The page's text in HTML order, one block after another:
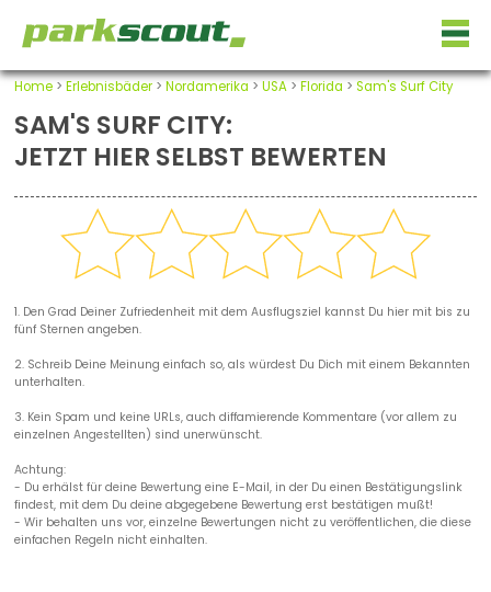
Home> Erlebnisbäder> Nordamerika > USA> Florida > Sam's Surf City
SAM'S SURF CITY:
JETZT HIER SELBST BEWERTEN
1. Den Grad Deiner Zufriedenheit mit dem Ausflugsziel kannst Du hier mit bis zu
fünf Sternen angeben.
2. Schreib Deine Meinung einfach so, als würdest Du Dich mit einem Bekannten
unterhalten.
3. Kein Spam und keine URLs, auch diffamierende Kommentare (vor allem zu
einzelnen Angestellten) sind unerwünscht.
Achtung:
- Du erhälst für deine Bewertung eine E-Mail, in der Du einen Bestätigungslink
findest, mit dem Du deine abgegebene Bewertung erst bestätigen mußt!
- Wir behalten uns vor, einzelne Bewertungen nicht zu veröffentlichen, die diese
einfachen Regeln nicht einhalten.